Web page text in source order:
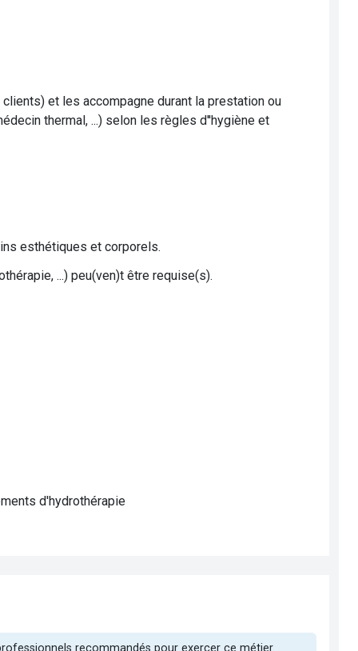
et les accompagne durant la prestation ou
thermal, ...) selon les règles d''hygiène et
esthétiques et corporels.
...) peu(ven)t être requise(s).
d'hydrothérapie